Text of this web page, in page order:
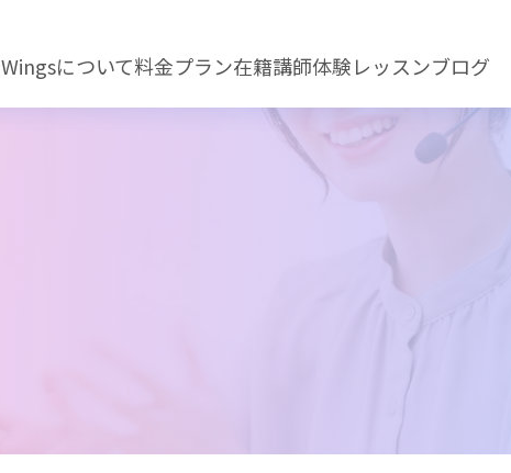
Wingsについて料金プラン在籍講師体験レッスンブログ